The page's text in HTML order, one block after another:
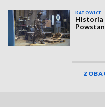
KATOWICE
Historia